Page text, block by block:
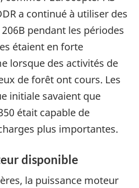
a continué à utiliser des
pendant les périodes
étaient en forte
lorsque des activités de
de forêt ont cours. Les
initiale savaient que
était capable de
plus importantes.
disponible
la puissance moteur